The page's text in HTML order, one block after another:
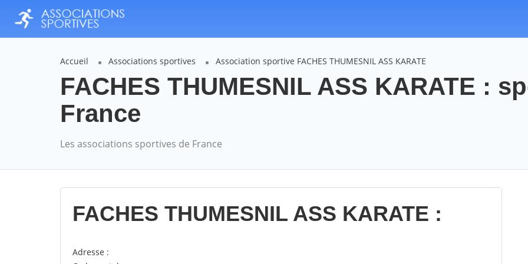
Accueil Associations sportives Association sportive FACHES THUMESNIL ASS KARATE
FACHES THUMESNIL ASS KARATE :
France
Les associations sportives de France
FACHES THUMESNIL ASS KARATE :
Adresse :